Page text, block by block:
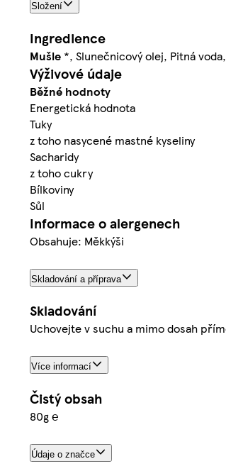
Složení
Ingredience
Mušle *, Slunečnicový olej, Pitná
Výživové údaje
Běžné hodnoty
Energetická hodnota
Tuky
z toho nasycené mastné kyseliny
Sacharidy
z toho cukry
Bílkoviny
Sůl
Informace o alergenech
Obsahuje: Měkkýši
Skladování a příprava
Skladování
Uchovejte v suchu a mimo dosah
Více informací
Čistý obsah
80g ℮
Údaje o značce